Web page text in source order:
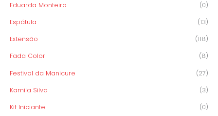
Eduarda Monteiro (0)
Espátula (13)
Extensão (118)
Fada Color (8)
Festival da Manicure (27)
Kamila Silva (3)
Kit Iniciante (0)